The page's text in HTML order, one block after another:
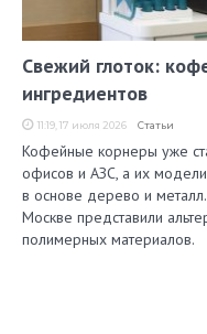
Свежий глоток:
ингредиентов
11:19, 17 июля 2026 Статьи
Кофейные корнеры уже
офисов и АЗС, а их
в основе дерево и
Москве представили
полимерных материалов.